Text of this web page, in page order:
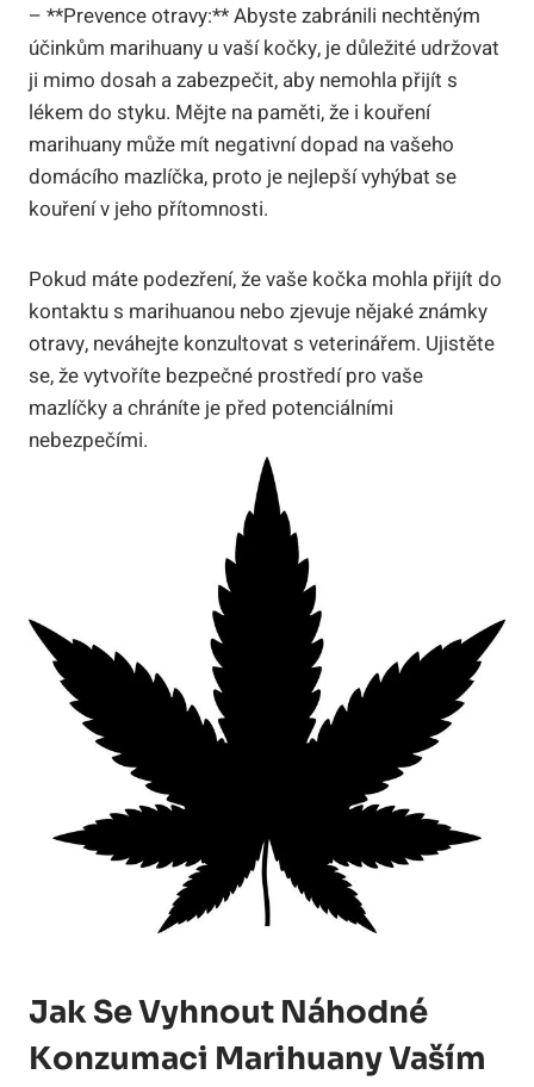
– **Prevence otravy:** Abyste zabránili nechtěným
účinkům marihuany u vaší kočky, je důležité udržovat
ji mimo dosah a zabezpečit, aby nemohla přijít s
lékem do styku. Mějte na paměti, že i kouření
marihuany může mít negativní dopad na vašeho
domácího mazlíčka, proto je nejlepší vyhýbat se
kouření v jeho přítomnosti.
Pokud máte podezření, že vaše kočka mohla přijít do
kontaktu s marihuanou nebo zjevuje nějaké známky
otravy, neváhejte konzultovat s veterinářem. Ujistěte
se, že vytvoříte bezpečné prostředí pro vaše
mazlíčky a chráníte je před potenciálními
nebezpečími.
Jak Se Vyhnout Náhodné
Konzumaci Marihuany Vaším